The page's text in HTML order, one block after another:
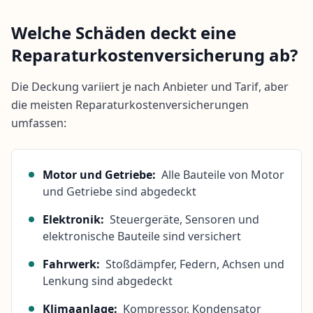
Welche Schäden deckt eine
Reparaturkostenversicherung ab?
Die Deckung variiert je nach Anbieter und Tarif, aber
die meisten Reparaturkostenversicherungen
umfassen:
Motor und Getriebe: Alle Bauteile von Motor
und Getriebe sind abgedeckt
Elektronik: Steuergeräte, Sensoren und
elektronische Bauteile sind versichert
Fahrwerk: Stoßdämpfer, Federn, Achsen und
Lenkung sind abgedeckt
Klimaanlage: Kompressor, Kondensator